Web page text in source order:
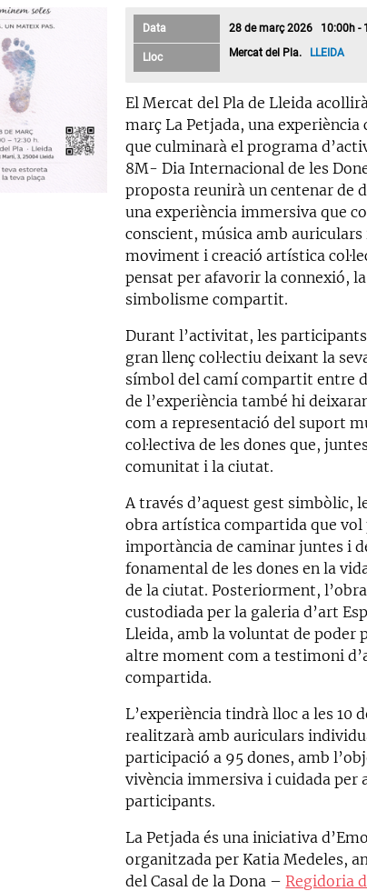
Data 28 de març 2026 10:00h -
Lloc Mercat del Pla. LLEIDA
El Mercat del Pla de Lleida
març La Petjada, una experiència
que culminarà el programa
8M- Dia Internacional de les
proposta reunirà un centenar de
una experiència immersiva que
conscient, música amb
moviment i creació artística
pensat per afavorir la connexió,
simbolisme compartit.
Durant l’activitat, les
gran llenç col·lectiu deixant la
símbol del camí compartit entre
de l’experiència també hi
com a representació del suport
col·lectiva de les dones que,
comunitat i la ciutat.
A través d’aquest gest simbòlic,
obra artística compartida que vol
importància de caminar juntes i
fonamental de les dones en la
de la ciutat. Posteriorment, l’obra
custodiada per la galeria d’art
Lleida, amb la voluntat de poder
altre moment com a testimoni
compartida.
L’experiència tindrà lloc a les 10
realitzarà amb auriculars
participació a 95 dones, amb
vivència immersiva i cuidada per
participants.
La Petjada és una iniciativa
organitzada per Katia Medeles,
del Casal de la Dona – Regidoria